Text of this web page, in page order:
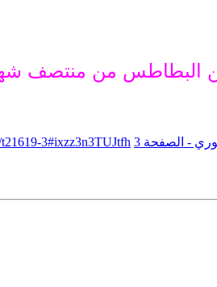
من البطاطس من منتصف
- الصفحة 3 3#ixzz3n3TUJtfh